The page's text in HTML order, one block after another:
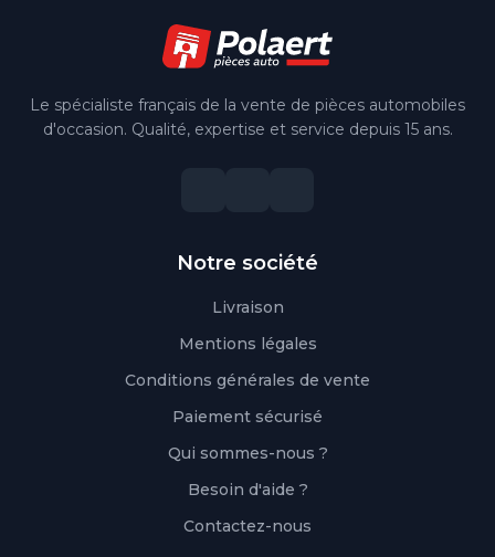
Le spécialiste français de la vente de pièces automobiles
d'occasion. Qualité, expertise et service depuis 15 ans.
Notre société
Livraison
Mentions légales
Conditions générales de vente
Paiement sécurisé
Qui sommes-nous ?
Besoin d'aide ?
Contactez-nous